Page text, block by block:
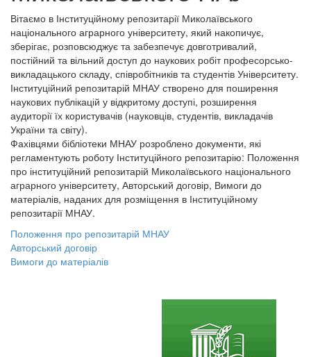
Вітаємо в Інституційному репозитарії Миколаївського
національного аграрного університету, який накопичує,
зберігає, розповсюджує та забезпечує довготривалий,
постійний та вільний доступ до наукових робіт професорсько-
викладацького складу, співробітників та студентів Університету.
Інституційний репозитарій МНАУ створено для поширення
наукових публікацій у відкритому доступі, розширення
аудиторії їх користувачів (науковців, студентів, викладачів
України та світу).
Фахівцями бібліотеки МНАУ розроблено документи, які
регламентують роботу Інституційного репозитарію: Положення
про інституційний репозитарій Миколаївського національного
аграрного університету, Авторський договір, Вимоги до
матеріалів, наданих для розміщення в Інституційному
репозитарії МНАУ.
Положення про репозитарій МНАУ
Авторський договір
Вимоги до матеріалів